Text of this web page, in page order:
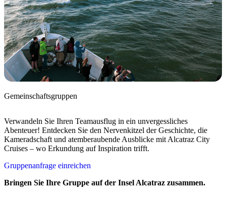
Gemeinschaftsgruppen
Verwandeln Sie Ihren Teamausflug in ein unvergessliches
Abenteuer! Entdecken Sie den Nervenkitzel der Geschichte, die
Kameradschaft und atemberaubende Ausblicke mit Alcatraz City
Cruises – wo Erkundung auf Inspiration trifft.
Gruppenanfrage einreichen
Bringen Sie Ihre Gruppe auf der Insel Alcatraz zusammen.